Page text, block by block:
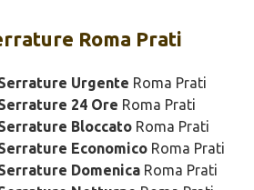
Roma Prati
Urgente Roma Prati
24 Ore Roma Prati
Bloccato Roma Prati
Economico Roma Prati
Domenica Roma Prati